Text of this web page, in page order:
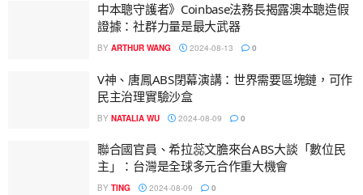
中本聰守護者》Coinbase法務長揭露澳本聰造假
證據：社群力量是最大武器
BY ARTHUR WANG 2024-08-13 0
V神、唐鳳ABS閉幕演講：世界需要區塊鏈，可作
民主治理實驗沙盒
BY NATALIA WU 2024-08-09 0
聯合國官員、希拉蕊文膽來台ABS大談「數位民
主」：台灣是全球多元合作重大機會
BY TING 2024-08-09 0